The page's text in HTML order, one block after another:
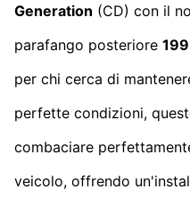
Generation (CD) con il
parafango posteriore
per chi cerca di
perfette condizioni,
combaciare
veicolo, offrendo